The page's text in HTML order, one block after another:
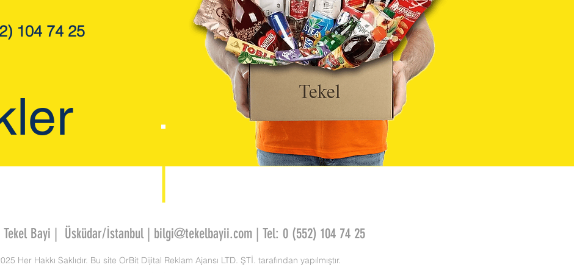
104 74 25
Bayi | Üsküdar/İstanbul | bilgi@tekelbayii.com | Tel: 0 (552) 104 74 25
Her Hakkı Saklıdır. Bu site OrBit Dijital Reklam Ajansı LTD. ŞTİ. tarafından yapılmıştır.